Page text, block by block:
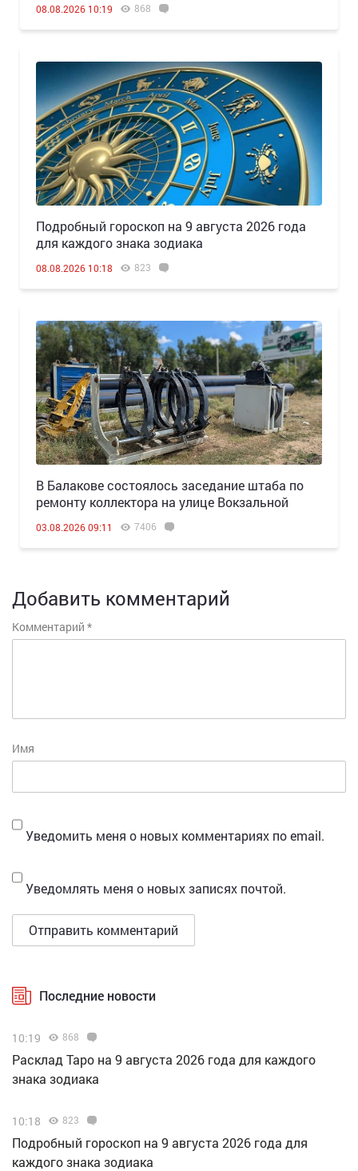
08.08.2026 10:19 868
Подробный гороскоп на 9 августа 2026 года
для каждого знака зодиака
08.08.2026 10:18 823
В Балакове состоялось заседание штаба по
ремонту коллектора на улице Вокзальной
03.08.2026 09:11 7406
Добавить комментарий
Комментарий *
Имя
Уведомить меня о новых комментариях по email.
Уведомлять меня о новых записях почтой.
Последние новости
10:19 868
Расклад Таро на 9 августа 2026 года для каждого
знака зодиака
10:18 823
Подробный гороскоп на 9 августа 2026 года для
каждого знака зодиака